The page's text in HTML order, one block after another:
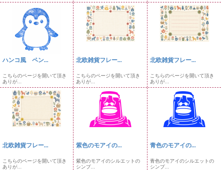
ハンコ風 ペン...
こちらのページを開いて頂き
ありが...
北欧雑貨フレー...
こちらのページを開いて頂き
ありが...
北欧雑貨フレー...
こちらのページを開いて頂き
ありが...
北欧雑貨フレー...
こちらのページを開いて頂き
ありが...
紫色のモアイの...
紫色のモアイのシルエットの
シンプ...
青色のモアイの...
青色のモアイのシルエットの
シンプ...